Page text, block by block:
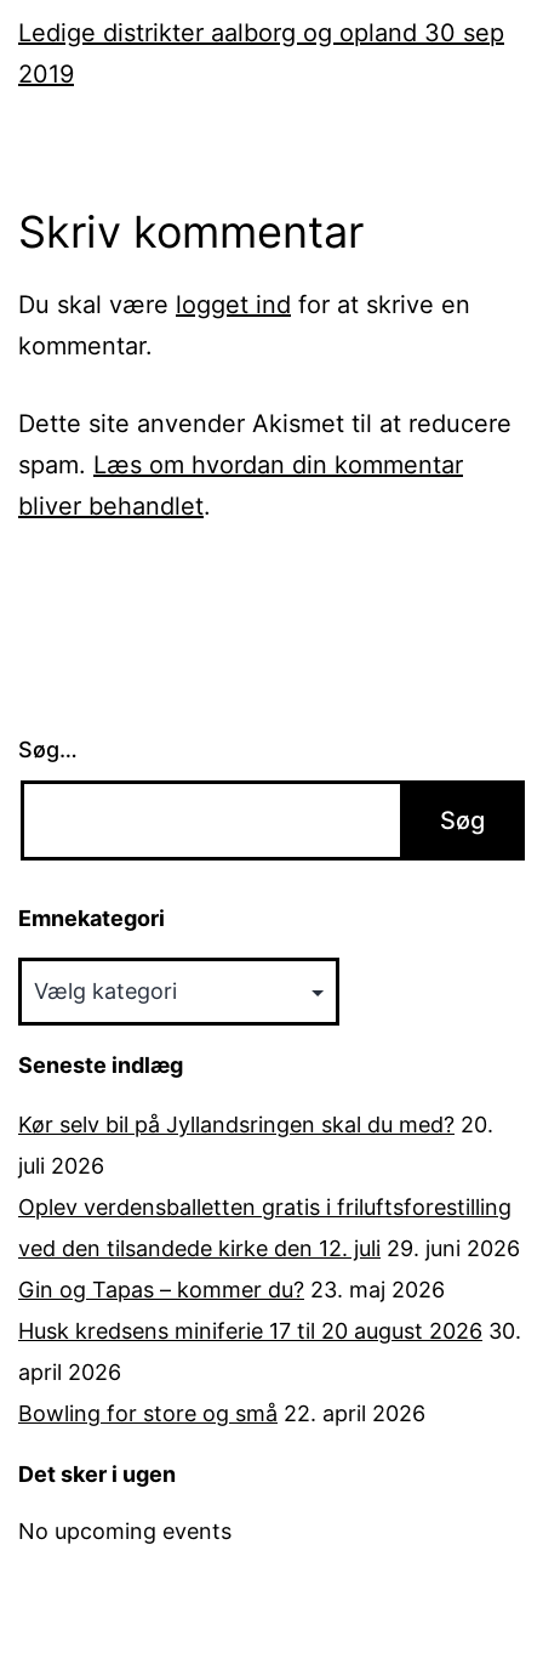
Ledige distrikter aalborg og opland 30 sep
2019
Skriv kommentar
Du skal være logget ind for at skrive en
kommentar.
Dette site anvender Akismet til at reducere
spam. Læs om hvordan din kommentar
bliver behandlet.
Søg…
Emnekategori
Seneste indlæg
Kør selv bil på Jyllandsringen skal du med? 20.
juli 2026
Oplev verdensballetten gratis i friluftsforestilling
ved den tilsandede kirke den 12. juli 29. juni 2026
Gin og Tapas – kommer du? 23. maj 2026
Husk kredsens miniferie 17 til 20 august 2026 30.
april 2026
Bowling for store og små 22. april 2026
Det sker i ugen
No upcoming events